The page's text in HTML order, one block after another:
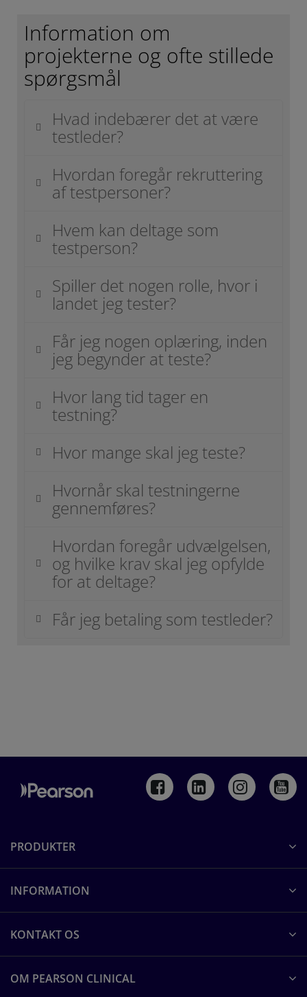
Information om
projekterne og ofte stillede
spørgsmål
Hvad indebærer det at være
testleder?
Hvordan foregår rekruttering
af testpersoner?
Hvem kan deltage som
testperson?
Spiller det nogen rolle, hvor i
landet jeg tester?
Får jeg nogen oplæring, inden
jeg begynder at teste?
Hvor lang tid tager en
testning?
Hvor mange skal jeg teste?
Hvornår skal testningerne
gennemføres?
Hvordan foregår udvælgelsen,
og hvilke krav skal jeg opfylde
for at deltage?
Får jeg betaling som testleder?
PRODUKTER
INFORMATION
KONTAKT OS
OM PEARSON CLINICAL